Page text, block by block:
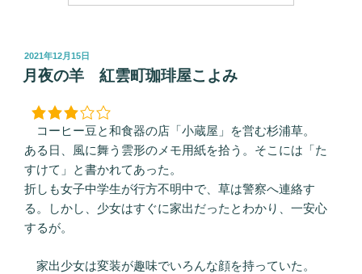
投
稿
日:
2021年12月15日
月夜の羊 紅雲町珈琲屋こよみ
コーヒー豆と和食器の店「小蔵屋」を営む杉浦草。
ある日、風に舞う雲形のメモ用紙を拾う。そこには「た
すけて」と書かれてあった。
折しも女子中学生が行方不明中で、草は警察へ連絡す
る。しかし、少女はすぐに家出だったとわかり、一安心
するが。
家出少女は変装が趣味でいろんな顔を持っていた。